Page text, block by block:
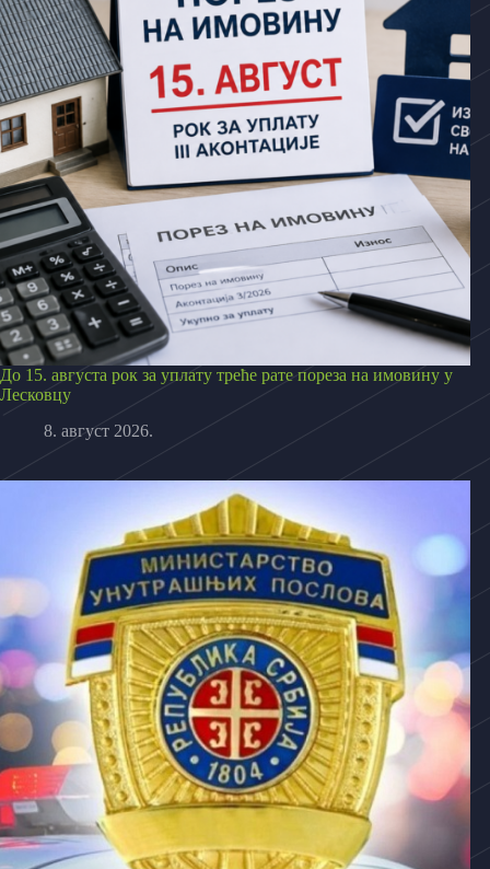
До 15. августа рок за уплату треће рате пореза на имовину у
Лесковцу
8. август 2026.